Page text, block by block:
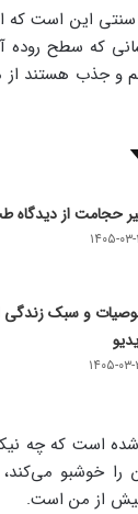
این است که
كه سطح
جذب هستند از
حجامت از دیدگاه
۰۳-۲۱
و سبک زندگی
۰۳-۲۰
است كه چه
را خوشبو
از من است.